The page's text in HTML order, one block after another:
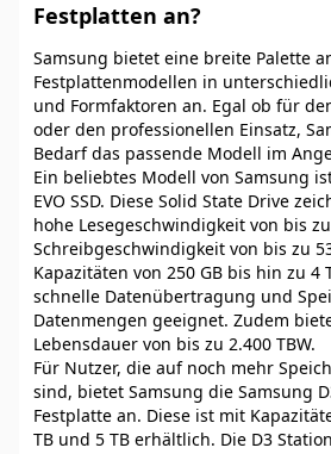
Festplatten an?
Samsung bietet eine breite Palette
Festplattenmodellen in
und Formfaktoren an. Egal ob für
oder den professionellen Einsatz,
Bedarf das passende Modell im
Ein beliebtes Modell von Samsung
EVO SSD. Diese Solid State Drive
hohe Lesegeschwindigkeit von bis
Schreibgeschwindigkeit von bis zu
Kapazitäten von 250 GB bis hin zu
schnelle Datenübertragung und
Datenmengen geeignet. Zudem
Lebensdauer von bis zu 2.400 TBW.
Für Nutzer, die auf noch mehr
sind, bietet Samsung die Samsung
Festplatte an. Diese ist mit
TB und 5 TB erhältlich. Die D3